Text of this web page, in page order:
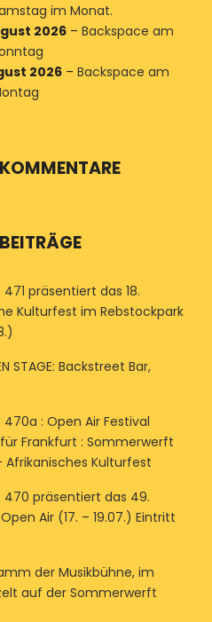
im Monat.
2026– Backspace am
2026– Backspace am
präsentiert das 18.
Kulturfest im Rebstockpark
STAGE: Backstreet Bar,
: Open Air Festival
Frankfurt : Sommerwerft
Afrikanisches Kulturfest
präsentiert das 49.
Air (17. – 19.07.) Eintritt
der Musikbühne, im
auf der Sommerwerft